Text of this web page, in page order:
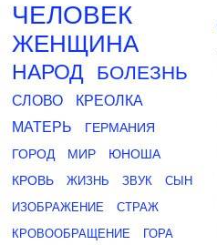
ЧЕЛОВЕК
ЖЕНЩИНА
НАРОД БОЛЕЗНЬ
СЛОВО
КРЕОЛКА
МАТЕРЬ
ГЕРМАНИЯ
ГОРОД
МИР
ЮНОША
КРОВЬ
ЖИЗНЬ ЗВУК
СЫН
ИЗОБРАЖЕНИЕ
СТРАЖ
КРОВООБРАЩЕНИЕ
ГОРА